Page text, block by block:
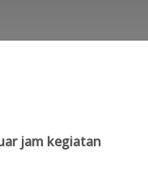
jam kegiatan